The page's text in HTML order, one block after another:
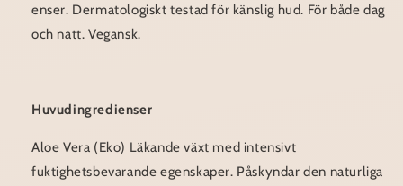
enser. Dermatologiskt testad för känslig hud. För både dag
och natt. Vegansk.
Huvudingredienser
Aloe Vera (Eko) Läkande växt med intensivt
fuktighetsbevarande egenskaper. Påskyndar den naturliga